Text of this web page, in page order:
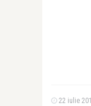
22 iulie